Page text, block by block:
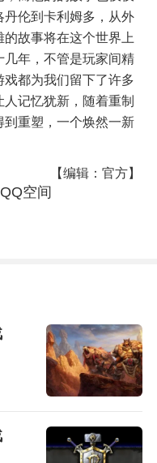
丹伦到卡利姆多，从外
故事将在这个世界上
年，不管是玩家间精
都为我们留下了许多
记忆犹新，随着重制
到重塑，一个焕然一新
【编辑：官方】
空间